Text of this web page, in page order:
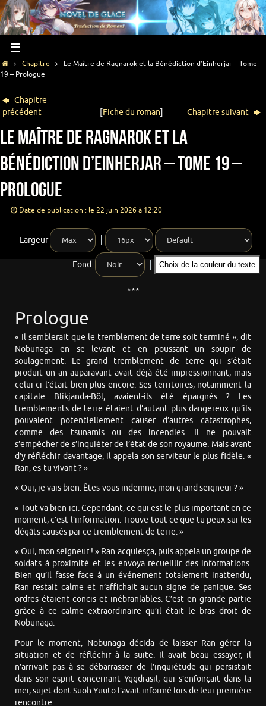
Chapitre
Le Maître de Ragnarok et la Bénédiction d’Einherjar – Tome
19 – Prologue
Chapitre
précédent
[Fiche du roman] Chapitre suivant
Le Maître de Ragnarok et la
Bénédiction d’Einherjar – Tome 19 –
Prologue
Date de publication : le 22 juin 2026 à 12:20
Largeur
Fond: Choix de la couleur du texte
***
Prologue
« Il semblerait que le tremblement de terre soit terminé », dit
Nobunaga en se levant et en poussant un soupir de
soulagement. Le grand tremblement de terre qui s’était
produit un an auparavant avait déjà été impressionnant, mais
celui-ci l’était bien plus encore. Ses territoires, notamment la
capitale Blíkjanda-Böl, avaient-ils été épargnés ? Les
tremblements de terre étaient d’autant plus dangereux qu’ils
pouvaient potentiellement causer d’autres catastrophes,
comme des tsunamis ou des incendies. Il ne pouvait
s’empêcher de s’inquiéter de l’état de son royaume. Mais avant
d’y réfléchir davantage, il appela son serviteur le plus fidèle. «
Ran, es-tu vivant ? »
« Oui, je vais bien. Êtes-vous indemne, mon grand seigneur ? »
« Tout va bien ici. Cependant, ce qui est le plus important en ce
moment, c’est l’information. Trouve tout ce que tu peux sur les
dégâts causés par ce tremblement de terre. »
« Oui, mon seigneur ! » Ran acquiesça, puis appela un groupe de
soldats à proximité et les envoya recueillir des informations.
Bien qu’il fasse face à un événement totalement inattendu,
Ran restait calme et n’affichait aucun signe de panique. Ses
ordres étaient concis et inébranlables. C’est en grande partie
grâce à ce calme extraordinaire qu’il était le bras droit de
Nobunaga.
Pour le moment, Nobunaga décida de laisser Ran gérer la
situation et de réfléchir à la suite. Il avait beau essayer, il
n’arrivait pas à se débarrasser de l’inquiétude qui persistait
dans son esprit concernant Yggdrasil, qui s’enfonçait dans la
mer, sujet dont Suoh Yuuto l’avait informé lors de leur première
rencontre.